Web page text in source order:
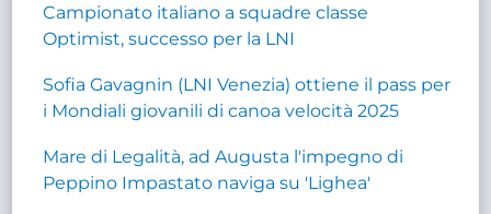
Campionato italiano a squadre classe
Optimist, successo per la LNI
Sofia Gavagnin (LNI Venezia) ottiene il pass per
i Mondiali giovanili di canoa velocità 2025
Mare di Legalità, ad Augusta l'impegno di
Peppino Impastato naviga su 'Lighea'